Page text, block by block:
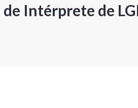
Intérprete de